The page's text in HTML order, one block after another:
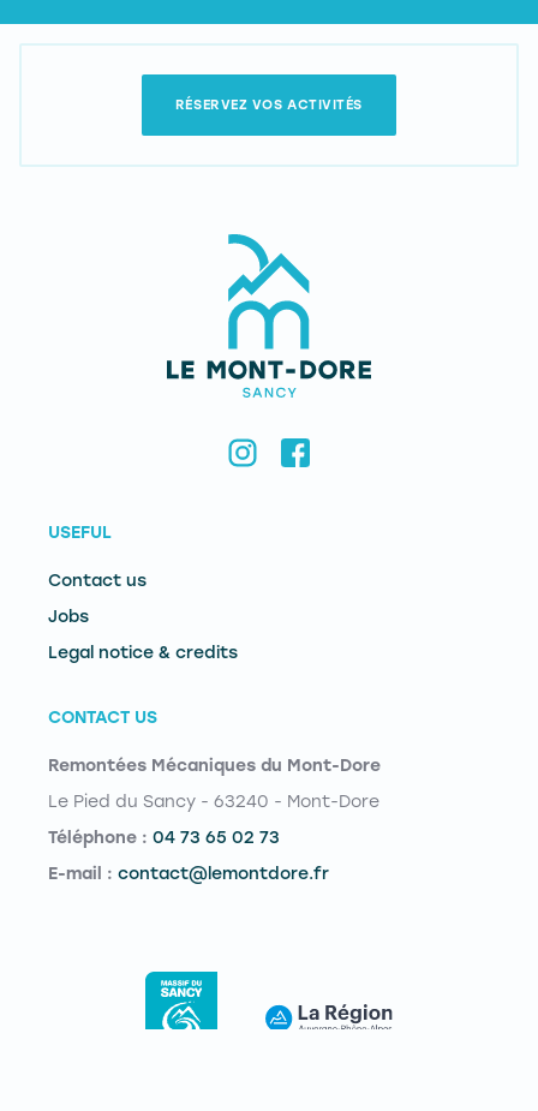
RÉSERVEZ VOS ACTIVITÉS
USEFUL
Contact us
Jobs
Legal notice & credits
CONTACT US
Remontées Mécaniques du Mont-Dore
Le Pied du Sancy - 63240 - Mont-Dore
Téléphone : 04 73 65 02 73
E-mail : contact@lemontdore.fr